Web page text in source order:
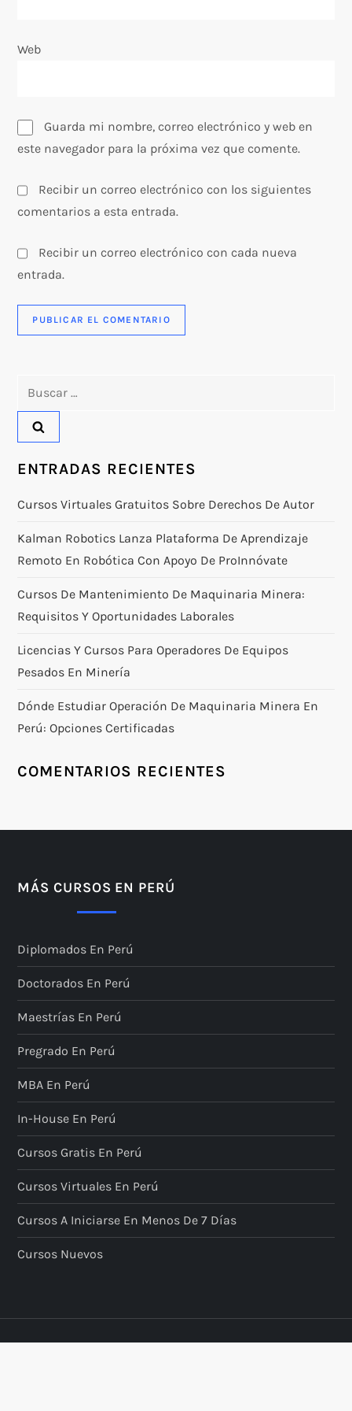
Web
Guarda mi nombre, correo electrónico y web en
este navegador para la próxima vez que comente.
Recibir un correo electrónico con los siguientes
comentarios a esta entrada.
Recibir un correo electrónico con cada nueva
entrada.
ENTRADAS RECIENTES
Cursos Virtuales Gratuitos Sobre Derechos De Autor
Kalman Robotics Lanza Plataforma De Aprendizaje
Remoto En Robótica Con Apoyo De ProInnóvate
Cursos De Mantenimiento De Maquinaria Minera:
Requisitos Y Oportunidades Laborales
Licencias Y Cursos Para Operadores De Equipos
Pesados En Minería
Dónde Estudiar Operación De Maquinaria Minera En
Perú: Opciones Certificadas
COMENTARIOS RECIENTES
MÁS CURSOS EN PERÚ
Diplomados En Perú
Doctorados En Perú
Maestrías En Perú
Pregrado En Perú
MBA En Perú
In-House En Perú
Cursos Gratis En Perú
Cursos Virtuales En Perú
Cursos A Iniciarse En Menos De 7 Días
Cursos Nuevos